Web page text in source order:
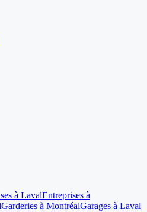
à LavalEntreprises à
Garderies à MontréalGarages à Laval